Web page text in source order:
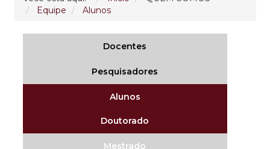
Equipe
Alunos
Docentes
Pesquisadores
Alunos
Doutorado
Mestrado